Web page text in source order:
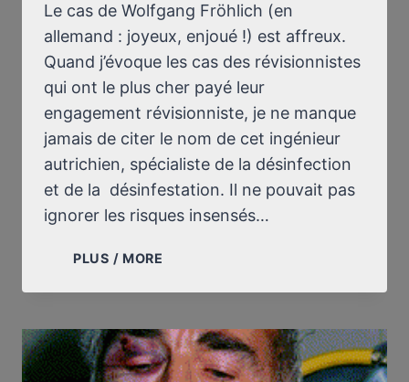
Le cas de Wolfgang Fröhlich (en
allemand : joyeux, enjoué !) est affreux.
Quand j’évoque les cas des révisionnistes
qui ont le plus cher payé leur
engagement révisionniste, je ne manque
jamais de citer le nom de cet ingénieur
autrichien, spécialiste de la désinfection
et de la désinfestation. Il ne pouvait pas
ignorer les risques insensés…
PLUS / MORE
DE
FRÖHLICH